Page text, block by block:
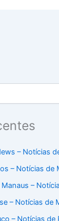
– Notícias
– Notícias de
–
– Notícias de
– Notícias de